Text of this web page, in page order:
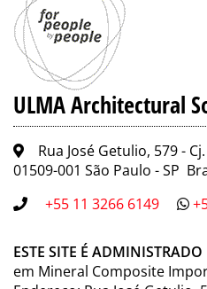
ULMA Architectural
Rua José Getulio, 579 -
01509-001 São Paulo - SP
+55 11 3266 6149
ESTE SITE É ADMINISTRADO
em Mineral Composite